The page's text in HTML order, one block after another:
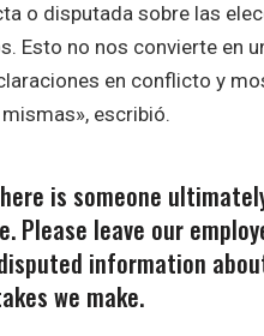
o disputada sobre las
Esto no nos convierte en
en conflicto y
escribió.
is someone
Please leave our
information
we make.